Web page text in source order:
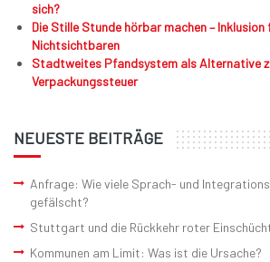
sich?
Die Stille Stunde hörbar machen – Inklusion
Nichtsichtbaren
Stadtweites Pfandsystem als Alternative
Verpackungssteuer
NEUESTE BEITRÄGE
Anfrage: Wie viele Sprach- und
gefälscht?
Stuttgart und die Rückkehr roter
Kommunen am Limit: Was ist die Ursache?